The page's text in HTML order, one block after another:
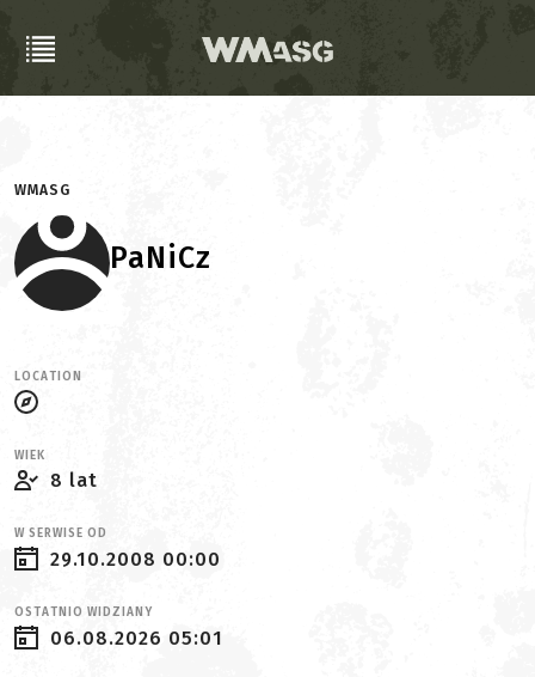
WMASG
PaNiCz
LOCATION
WIEK
8 lat
W SERWISE OD
29.10.2008 00:00
OSTATNIO WIDZIANY
06.08.2026 05:01